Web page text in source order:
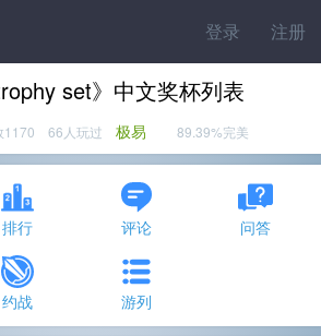
登录 注册
set》中文奖杯列表
1170 66人玩过 极易 89.39%完美
排行 评论 问答
约战 游列